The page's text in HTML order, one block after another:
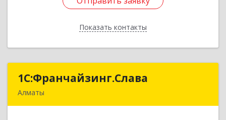
Показать контакты
Назад
1С:Франчайзинг.Слава
Алматы
1С:Франчайзинг.Слава